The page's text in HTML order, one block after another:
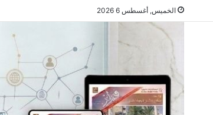
الخميس, أغسطس 6 2026